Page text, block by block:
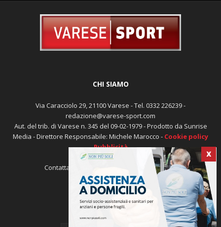
X
CHI SIAMO
Via Caracciolo 29, 21100 Varese - Tel. 0332 226239 -
redazione@varese-sport.com
Aut. del trib. di Varese n. 345 del 09-02-1979 - Prodotto da Sunrise
Media - Direttore Responsabile: Michele Marocco -Cookie policy
redazione@varese-sport.com
SEGUICI